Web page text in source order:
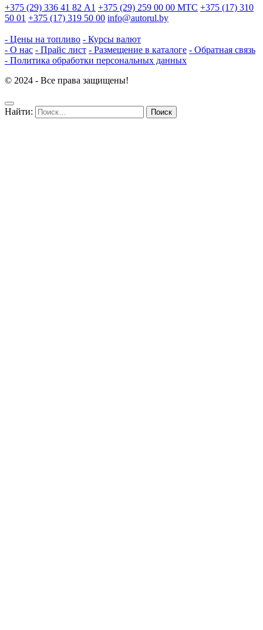
+375 (29) 336 41 82 А1 +375 (29) 259 00 00 МТС +375 (17) 310
50 01 +375 (17) 319 50 00 info@autorul.by
- Цены на топливо - Курсы валют
- О нас - Прайс лист - Размещение в каталоге - Обратная связь
- Политика обработки персональных данных
© 2024 - Все права защищены!
Найти: